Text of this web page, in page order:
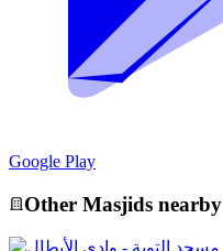
Google Play
Other Masjids nearby